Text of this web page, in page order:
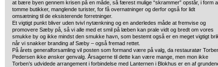
at bære byen gennem krisen på en måde, så færest mulige “skrammer” opstår, i form
tomme butikker, manglende turister, for få overnatninger og derfor også for lidt
omsætning til de eksisterende forretninger.
Et vigtigt punkt bliver uden tvivl nytænkning og en anderledes måde at fremvise og
promovere Sæby på, så vi alle med et smil på læben kan prale vidt og bredt om vores
smukke by og ikke mindst den smukke havn, som bestemt også er en meget vigtigt
når vi snakker branding af Sæby – også fremad rettet.
På årets generalforsamling vil posten som formand være på valg, da restauratør
Pedersen ikke ønsker genvalg. Årsagerne til dette kan være mange, men mon ikke
Torben’s udvidede arrangement i forbindelse med Lanternen i Blokhus er en af